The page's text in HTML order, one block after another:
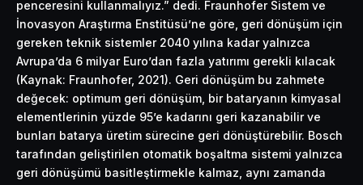
penceresini kullanmalıyız.” dedi. Fraunhofer Sistem ve
İnovasyon Araştırma Enstitüsü’ne göre, geri dönüşüm için
gereken teknik sistemler 2040 yılına kadar yalnızca
Avrupa’da 6 milyar Euro’dan fazla yatırımı gerekli kılacak
(Kaynak: Fraunhofer, 2021). Geri dönüşüm bu zahmete
değecek: optimum geri dönüşüm, bir bataryanın kimyasal
elementlerinin yüzde 95’e kadarını geri kazanabilir ve
bunları batarya üretim sürecine geri dönüştürebilir. Bosch
tarafından geliştirilen otomatik boşaltma sistemi yalnızca
geri dönüşümü basitleştirmekle kalmaz, aynı zamanda